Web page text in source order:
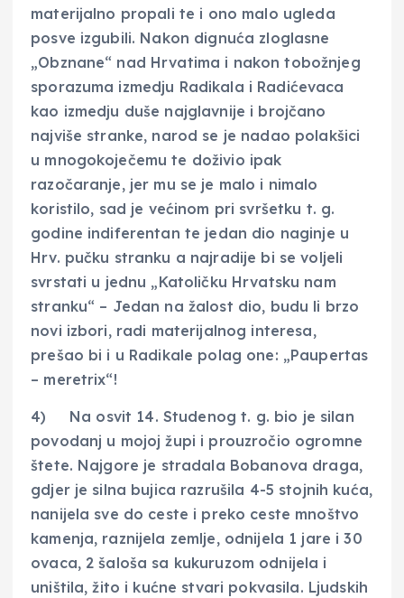
materijalno propali te i ono malo ugleda
posve izgubili. Nakon dignuća zloglasne
„Obznane“ nad Hrvatima i nakon tobožnjeg
sporazuma izmedju Radikala i Radićevaca
kao izmedju duše najglavnije i brojčano
najviše stranke, narod se je nadao polakšici
u mnogokoječemu te doživio ipak
razočaranje, jer mu se je malo i nimalo
koristilo, sad je većinom pri svršetku t. g.
godine indiferentan te jedan dio naginje u
Hrv. pučku stranku a najradije bi se voljeli
svrstati u jednu „Katoličku Hrvatsku nam
stranku“ – Jedan na žalost dio, budu li brzo
novi izbori, radi materijalnog interesa,
prešao bi i u Radikale polag one: „Paupertas
– meretrix“!
4) Na osvit 14. Studenog t. g. bio je silan
povodanj u mojoj župi i prouzročio ogromne
štete. Najgore je stradala Bobanova draga,
gdjer je silna bujica razrušila 4-5 stojnih kuća,
nanijela sve do ceste i preko ceste mnoštvo
kamenja, raznijela zemlje, odnijela 1 jare i 30
ovaca, 2 šaloša sa kukuruzom odnijela i
uništila, žito i kućne stvari pokvasila. Ljudskih